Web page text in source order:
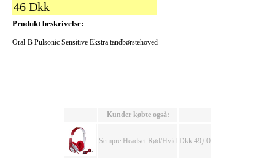
46 Dkk
Produkt beskrivelse:
Oral-B Pulsonic Sensitive Ekstra tandbørstehoved
Kunder købte også:
Sempre Headset Rød/Hvid Dkk 49,00